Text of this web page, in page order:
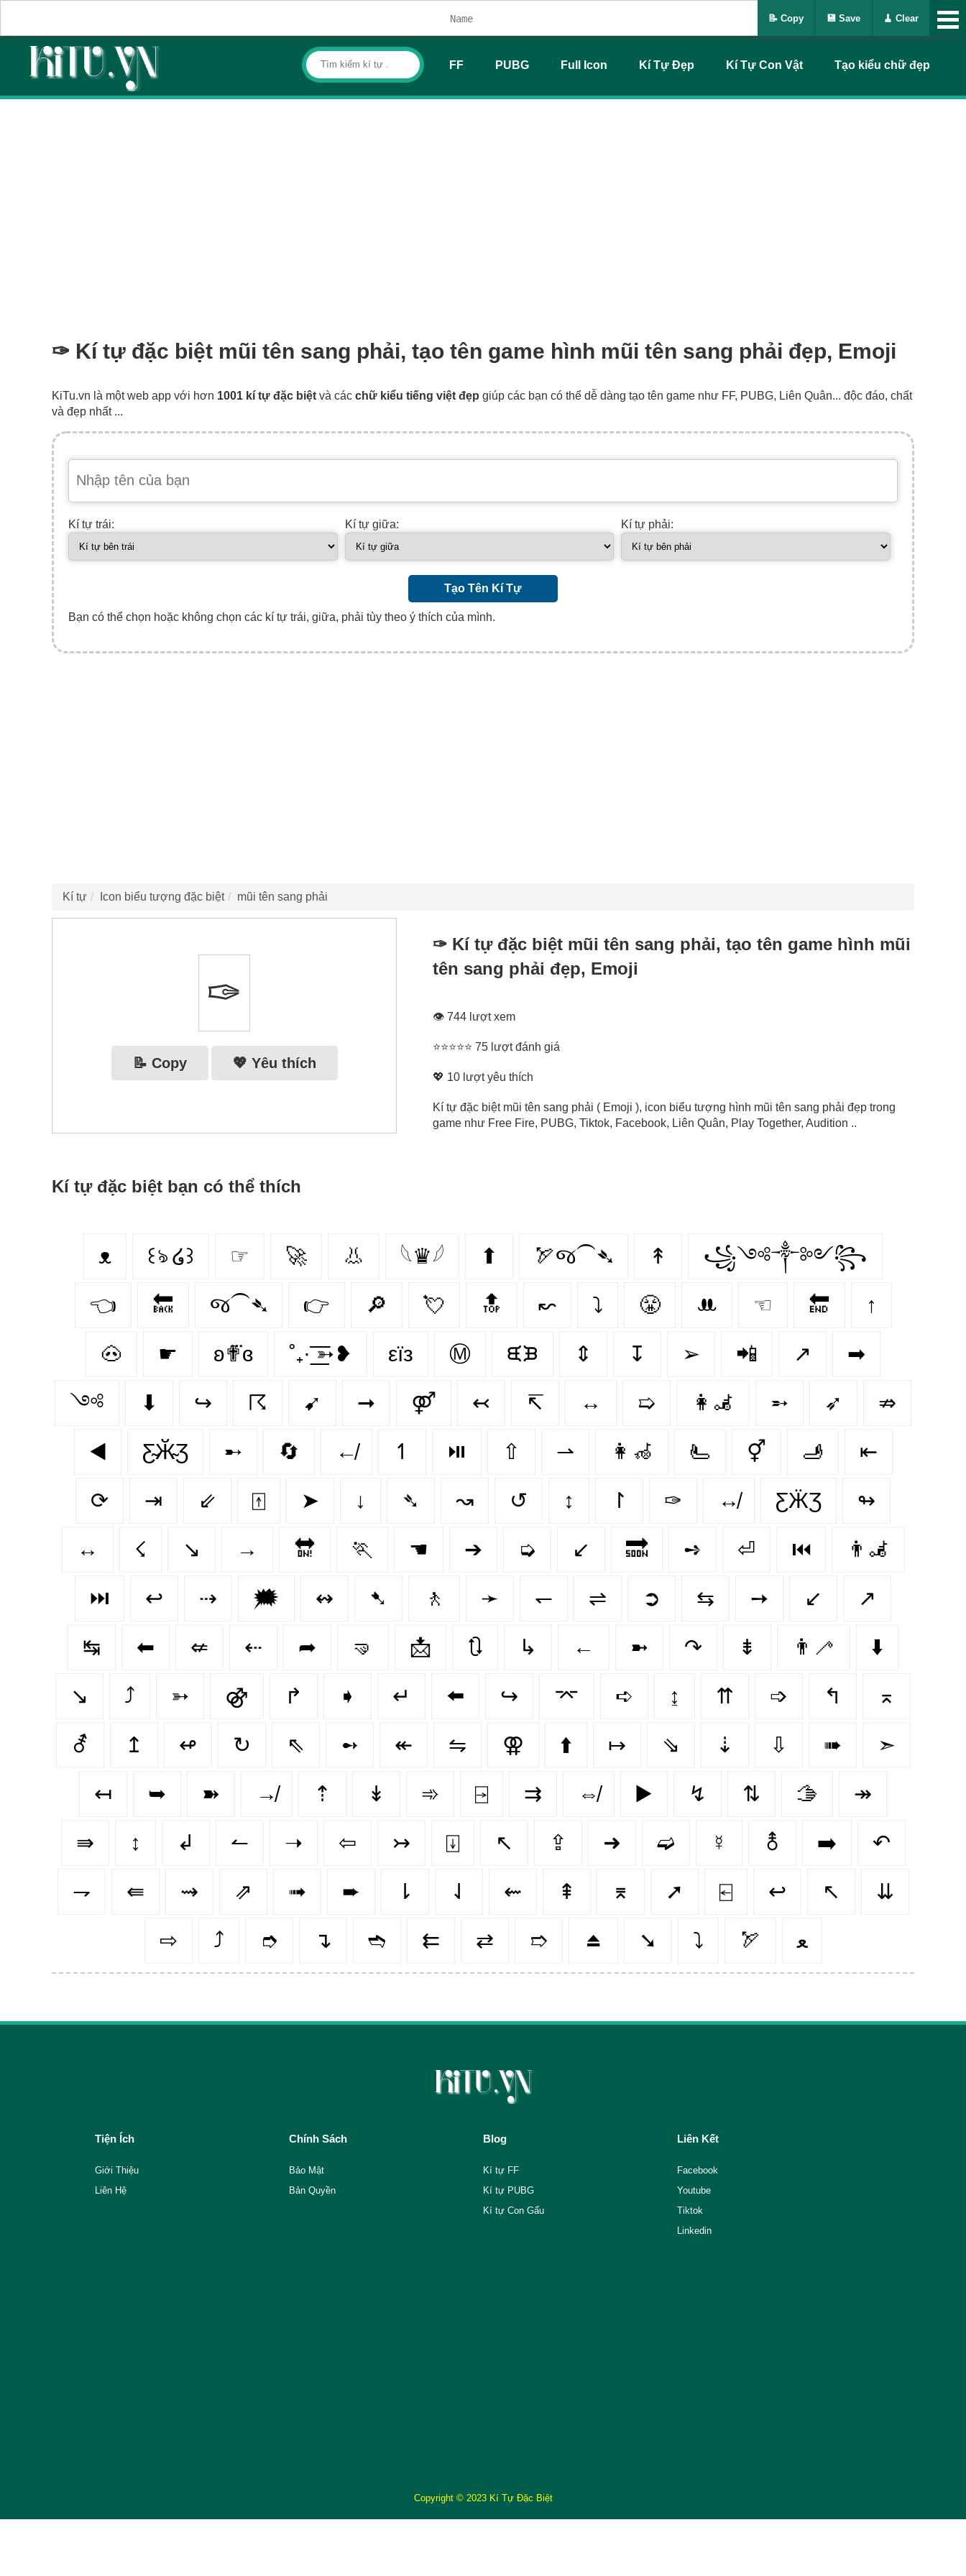
FF PUBG Full Icon Kí Tự Đẹp Kí Tự Con Vật Tạo kiểu chữ đẹp
✑ Kí tự đặc biệt mũi tên sang phải, tạo tên game hình mũi tên sang phải đẹp, Emoji
KiTu.vn là một web app với hơn 1001 kí tự đặc biệt và các chữ kiểu tiếng việt đẹp giúp các bạn có thể dễ dàng tạo tên game như FF, PUBG, Liên Quân... độc đáo, chất
và đẹp nhất ...
Kí tự trái: Kí tự giữa: Kí tự phải:
Tạo Tên Kí Tự
Bạn có thể chọn hoặc không chọn các kí tự trái, giữa, phải tùy theo ý thích của mình.
Kí tự Icon biểu tượng đặc biệt mũi tên sang phải
✑
📝 Copy 💖 Yêu thích
✑ Kí tự đặc biệt mũi tên sang phải, tạo tên game hình mũi
tên sang phải đẹp, Emoji
👁 744 lượt xem
⭐⭐⭐⭐⭐ 75 lượt đánh giá
💖 10 lượt yêu thích
Kí tự đặc biệt mũi tên sang phải ( Emoji ), icon biểu tượng hình mũi tên sang phải đẹp trong
game như Free Fire, PUBG, Tiktok, Facebook, Liên Quân, Play Together, Audition ..
Kí tự đặc biệt bạn có thể thích
ᴥ ꒰ঌ ໒꒱ ☞ 🚀 👃 𓆩♛𓆪 ⬆ 🏹જ⁀➴ ↟ ꧁༺༒༻꧂
👈 🔙 જ⁀➴ 👉 🔎 💘 🔝 ↜ ⤵ 😤 ꔚ ☜ 🔚 ↑
🐽 ☛ ʚ✟⃛ɞ ˚₊· ͟͟͞͞➳❥ εїз Ⓜ ᙙᙖ ⇕ ↧ ➢ 📲 ↗️ ➡
༺ ⬇ ↪ ☈ ➹ ➞ ⚤ ↢ ↸ ↔ ➯ 👩‍🦼‍ ➵ ➶ ⇏
◀️ Ƹ̴Ӂ̴Ʒ ➸ 🔄 ↚ ↿ ⏯️ ⇧ ⇀ 👩‍🦽‍ 🫷 ⚥ 🫸 ⇤
⟳ ⇥ ⇙ ⍐ ➤ ↓ ➴ ↝ ↺ ↕ ↾ ✑ ↮ ƸӜƷ ↬
↔️ ☇ ↘️ → 🔛 🏃‍ ☚ ➔ ➭ ↙ 🔜 ➺ ⏎ ⏮️ 👨‍🦼‍️
⏭️ ↩ ⇢ 🗯 ↭ ➷ 🚶‍ ➛ ↽ ⇌ ➲ ⇆ ➙ ↙️ ↗
↹ ⬅ ⇍ ⇠ ➦ 🤜 📩 🔃 ↳ ← ➼ ↷ ⇟ 👨‍🦯‍ ⬇️
↘ ⤴ ➳ ⚣ ↱ ➧ ↵ ⬅️ ↪️ ⌤ ➪ ↨ ⇈ ➩ ↰ ⌅
⚦ ↥ ↫ ↻ ⇖ ➻ ↞ ⇋ ⚢ ⬆️ ↦ ⇘ ⇣ ⇩ ➠ ➣
↤ ➥ ➽ ↛ ⇡ ↡ ➾ ⍈ ⇉ ⇎ ▶️ ↯ ⇅ 🫱 ↠
⇛ ↕️ ↲ ↼ ➝ ⇦ ↣ ⍗ ↖ ⇪ ➜ ➫ ☿ ⚨ ➡️ ↶
⇁ ⇚ ⇝ ⇗ ➟ ➨ ⇂ ⇃ ⇜ ⇞ ⌆ ➚ ⍇ ↩️ ↖️ ⇊
⇨ ⤴️ ➮ ↴ ➬ ⇇ ⇄ ➱ ⏏️ ➘ ⤵️ 🏹 ﻌ
Tiện Ích
Giới Thiệu
Liên Hệ
Chính Sách
Bảo Mật
Bản Quyền
Blog
Kí tự FF
Kí tự PUBG
Kí tự Con Gấu
Liên Kết
Facebook
Youtube
Tiktok
Linkedin
Copyright © 2023 Kí Tự Đặc Biệt
📝 Copy 💾 Save 🧹 Clear